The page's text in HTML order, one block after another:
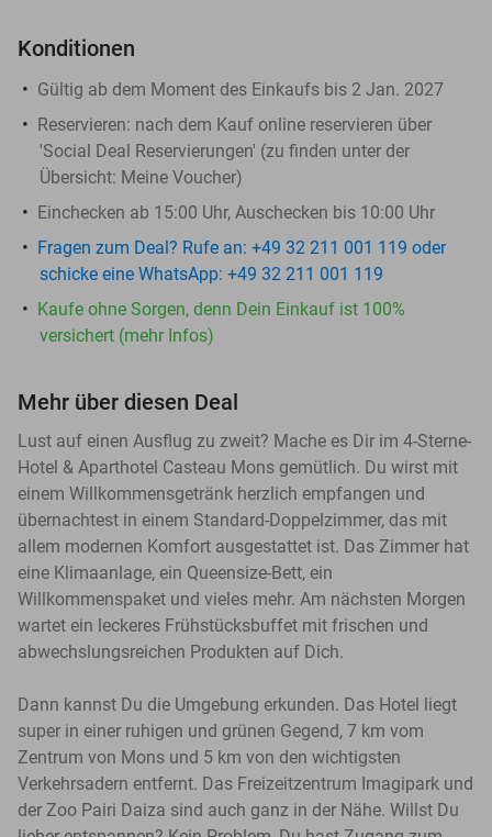
Konditionen
Gültig ab dem Moment des Einkaufs bis 2 Jan. 2027
Reservieren: nach dem Kauf online reservieren über
'Social Deal Reservierungen' (zu finden unter der
Übersicht: Meine Voucher)
Einchecken ab 15:00 Uhr, Auschecken bis 10:00 Uhr
Fragen zum Deal? Rufe an: +49 32 211 001 119 oder
schicke eine WhatsApp: +49 32 211 001 119
Kaufe ohne Sorgen, denn Dein Einkauf ist 100%
versichert (mehr Infos)
Mehr über diesen Deal
Lust auf einen Ausflug zu zweit? Mache es Dir im 4-Sterne-
Hotel & Aparthotel Casteau Mons gemütlich. Du wirst mit
einem Willkommensgetränk herzlich empfangen und
übernachtest in einem Standard-Doppelzimmer, das mit
allem modernen Komfort ausgestattet ist. Das Zimmer hat
eine Klimaanlage, ein Queensize-Bett, ein
Willkommenspaket und vieles mehr. Am nächsten Morgen
wartet ein leckeres Frühstücksbuffet mit frischen und
abwechslungsreichen Produkten auf Dich.
Dann kannst Du die Umgebung erkunden. Das Hotel liegt
super in einer ruhigen und grünen Gegend, 7 km vom
Zentrum von Mons und 5 km von den wichtigsten
Verkehrsadern entfernt. Das Freizeitzentrum Imagipark und
der Zoo Pairi Daiza sind auch ganz in der Nähe. Willst Du